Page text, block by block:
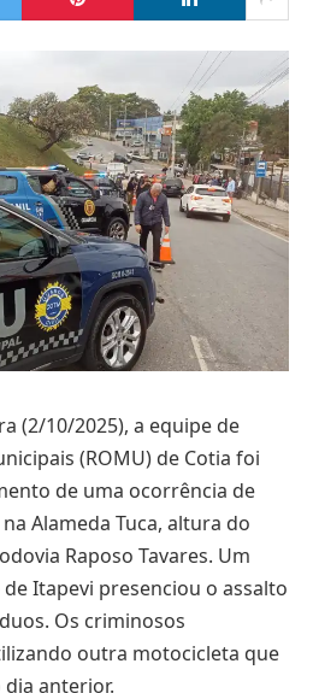
(2/10/2025), a equipe de
(ROMU) de Cotia foi
de uma ocorrência de
Alameda Tuca, altura do
Raposo Tavares. Um
Itapevi presenciou o assalto
Os criminosos
outra motocicleta que
anterior.